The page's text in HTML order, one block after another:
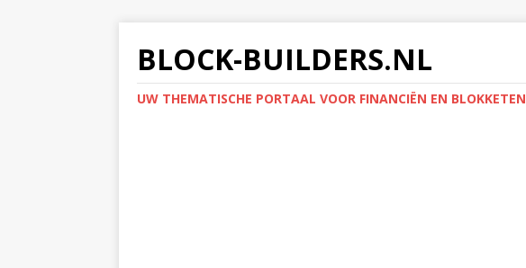
BLOCK-BUILDERS.NL
UW THEMATISCHE PORTAAL VOOR FINANCIËN EN BLOKKETEN